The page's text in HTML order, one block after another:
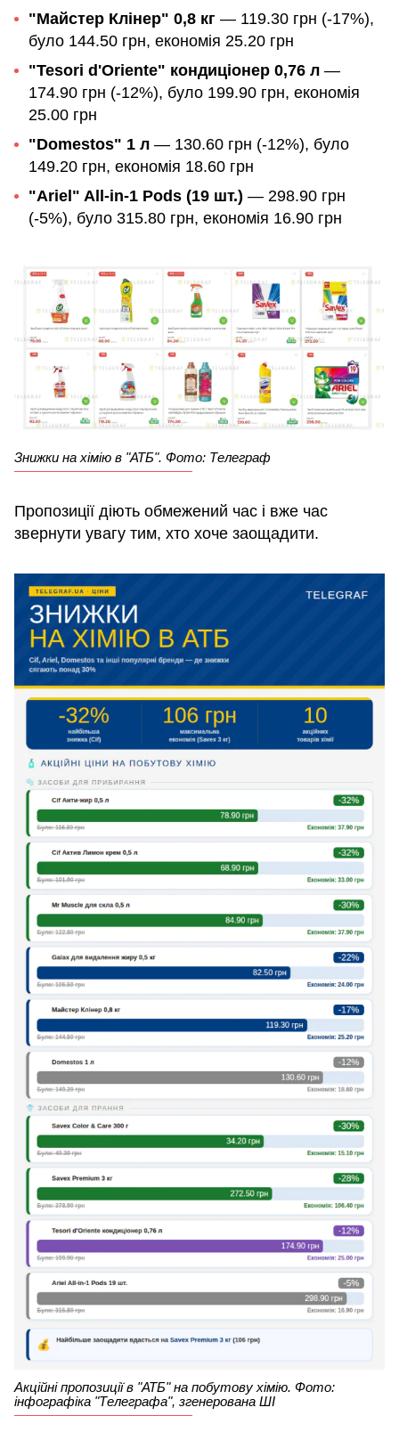
"Майстер Клінер" 0,8 кг — 119.30 грн (-17%),
було 144.50 грн, економія 25.20 грн
"Tesori d'Oriente" кондиціонер 0,76 л —
174.90 грн (-12%), було 199.90 грн, економія
25.00 грн
"Domestos" 1 л — 130.60 грн (-12%), було
149.20 грн, економія 18.60 грн
"Ariel" All-in-1 Pods (19 шт.) — 298.90 грн
(-5%), було 315.80 грн, економія 16.90 грн
Знижки на хімію в "АТБ". Фото: Телеграф
Пропозиції діють обмежений час і вже час
звернути увагу тим, хто хоче заощадити.
Акційні пропозиції в "АТБ" на побутову хімію. Фото:
інфографіка "Телеграфа", згенерована ШІ